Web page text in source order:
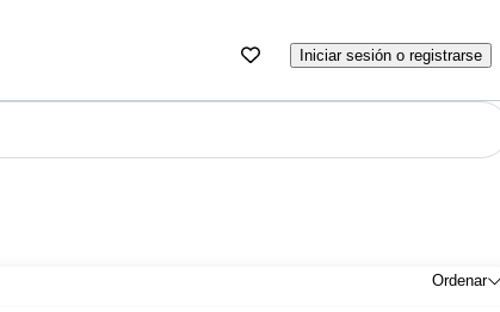
Iniciar sesión o registrarse
Ordenar